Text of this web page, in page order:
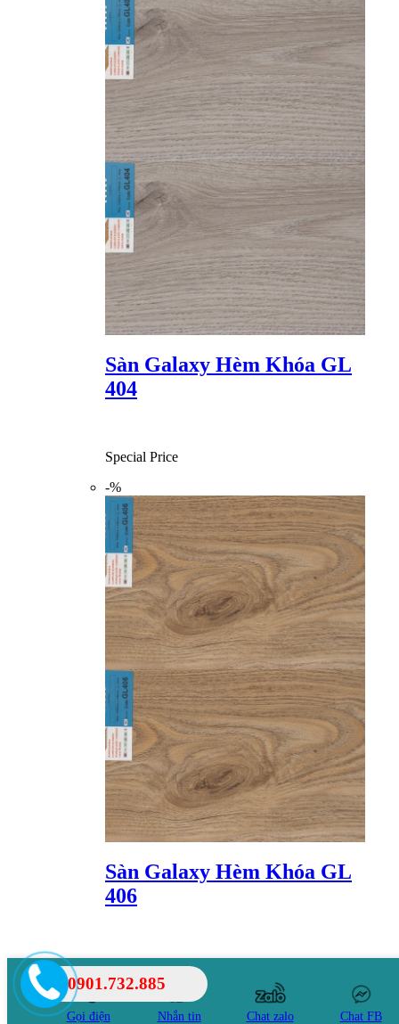
Sàn Galaxy Hèm Khóa GL
404
Special Price
-%
Sàn Galaxy Hèm Khóa GL
406
Special Price
-%
0901.732.885
Gọi điện Nhắn tin Chat zalo Chat FB